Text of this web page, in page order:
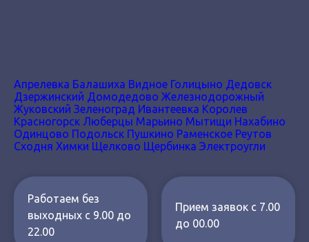
Апрелевка Балашиха Видное Голицыно Дедовск
Дзержинский Домодедово Железнодорожный
Жуковский Зеленоград Ивантеевка Королев
Красногорск Люберцы Марьино Мытищи Нахабино
Одинцово Подольск Пушкино Раменское Реутов
Сходня Химки Щелково Щербинка Электроугли
Работаем без
выходных с 9.00 до
22.00
Прием заявок с 7.00
до 00.00